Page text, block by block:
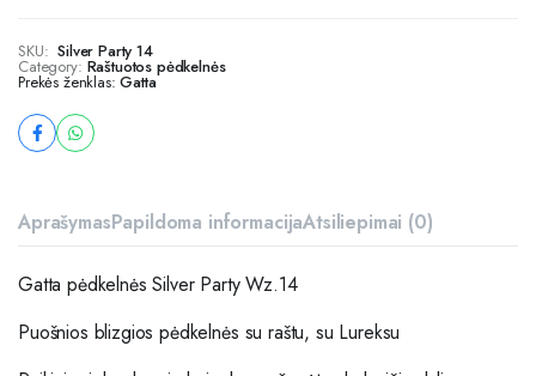
SKU: Silver Party 14
Category: Raštuotos pėdkelnės
Prekės ženklas:Gatta
AprašymasPapildoma informacijaAtsiliepimai (0)
Gatta pėdkelnės Silver Party Wz.14
Puošnios blizgios pėdkelnės su raštu, su Lureksu